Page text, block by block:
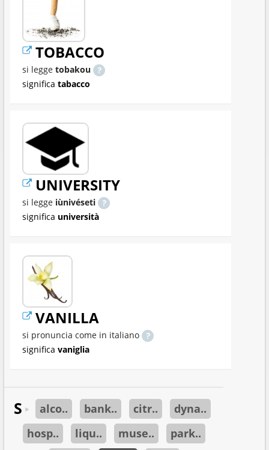
TOBACCO
si legge tobakou
significa tabacco
UNIVERSITY
si legge iùnivéseti
significa università
VANILLA
si pronuncia come in italiano
significa vaniglia
S ► alco.. bank.. citr..
dyna..
hosp..
liqu.. muse..
park..